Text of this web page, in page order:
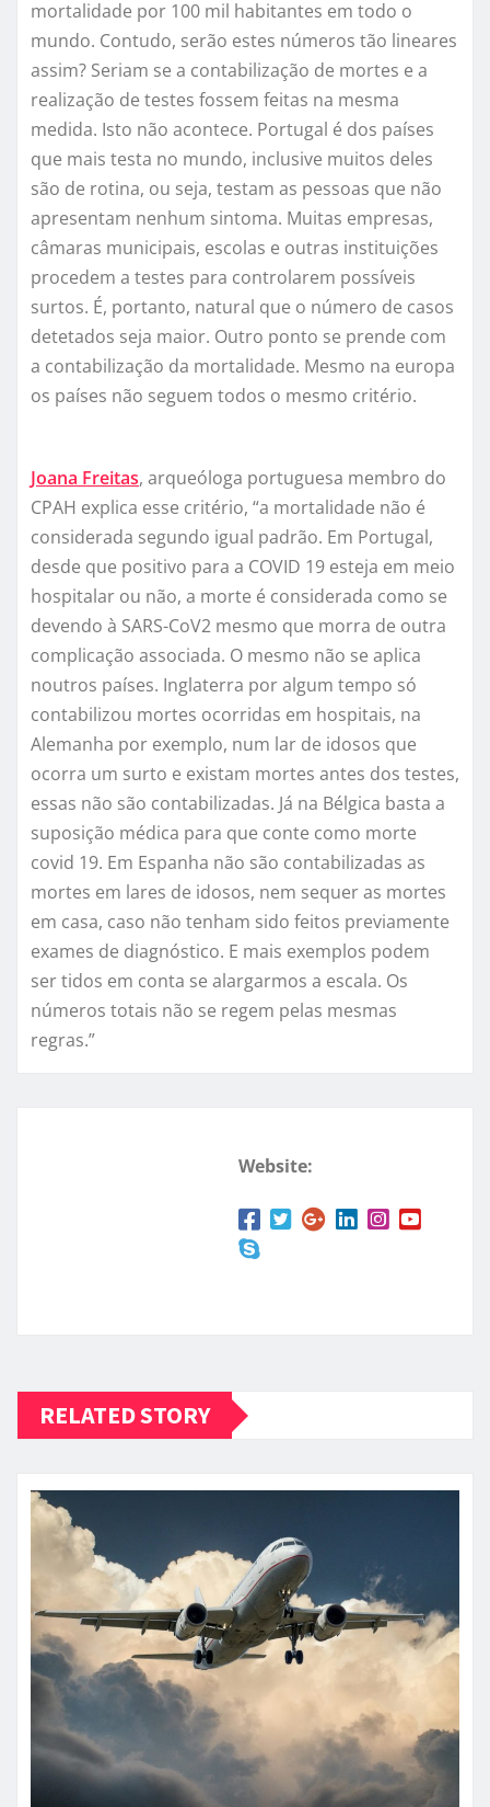
mortalidade por 100 mil habitantes em todo o
mundo. Contudo, serão estes números tão lineares
assim? Seriam se a contabilização de mortes e a
realização de testes fossem feitas na mesma
medida. Isto não acontece. Portugal é dos países
que mais testa no mundo, inclusive muitos deles
são de rotina, ou seja, testam as pessoas que não
apresentam nenhum sintoma. Muitas empresas,
câmaras municipais, escolas e outras instituições
procedem a testes para controlarem possíveis
surtos. É, portanto, natural que o número de casos
detetados seja maior. Outro ponto se prende com
a contabilização da mortalidade. Mesmo na europa
os países não seguem todos o mesmo critério.
Joana Freitas, arqueóloga portuguesa membro do
CPAH explica esse critério, “a mortalidade não é
considerada segundo igual padrão. Em Portugal,
desde que positivo para a COVID 19 esteja em meio
hospitalar ou não, a morte é considerada como se
devendo à SARS-CoV2 mesmo que morra de outra
complicação associada. O mesmo não se aplica
noutros países. Inglaterra por algum tempo só
contabilizou mortes ocorridas em hospitais, na
Alemanha por exemplo, num lar de idosos que
ocorra um surto e existam mortes antes dos testes,
essas não são contabilizadas. Já na Bélgica basta a
suposição médica para que conte como morte
covid 19. Em Espanha não são contabilizadas as
mortes em lares de idosos, nem sequer as mortes
em casa, caso não tenham sido feitos previamente
exames de diagnóstico. E mais exemplos podem
ser tidos em conta se alargarmos a escala. Os
números totais não se regem pelas mesmas
regras.”
Website:
RELATED STORY